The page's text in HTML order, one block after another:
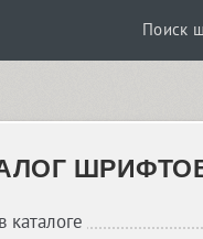
Поиск
каталоге